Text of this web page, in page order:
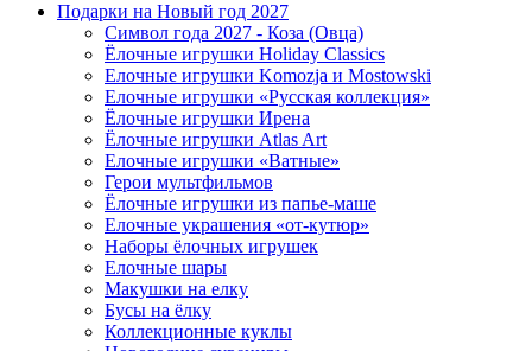
Подарки на Новый год 2027
Символ года 2027 - Коза (Овца)
Ёлочные игрушки Holiday Classics
Елочные игрушки Komozja и Mostowski
Елочные игрушки «Русская коллекция»
Ёлочные игрушки Ирена
Ёлочные игрушки Atlas Art
Елочные игрушки «Ватные»
Герои мультфильмов
Ёлочные игрушки из папье-маше
Елочные украшения «от-кутюр»
Наборы ёлочных игрушек
Елочные шары
Макушки на елку
Бусы на ёлку
Коллекционные куклы